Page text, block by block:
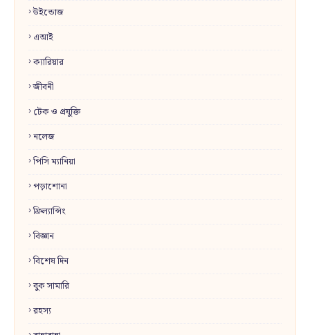
উইন্ডোজ
এআই
ক্যারিয়ার
জীবনী
টেক ও প্রযুক্তি
নলেজ
পিসি ম্যানিয়া
পড়াশোনা
ফ্রিল্যান্সিং
বিজ্ঞান
বিশেষ দিন
বুক সামারি
রহস্য